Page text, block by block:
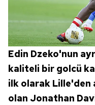
Edin Dzeko'nun
kaliteli bir golcü
ilk olarak Lille'den
olan Jonathan